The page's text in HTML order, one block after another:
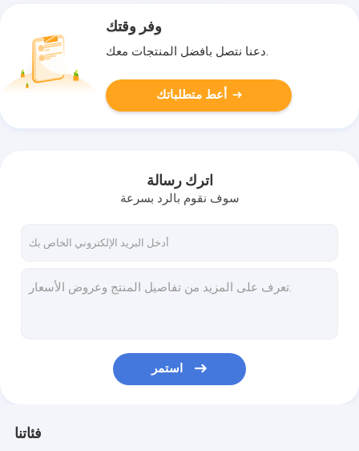
وفر وقتك
دعنا نتصل بأفضل المنتجات معك.
أعط متطلباتك
اترك رسالة
سوف نقوم بالرد بسرعة
استمر
فئاتنا